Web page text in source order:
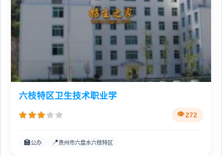
六枝特区卫生技术职业学
272
🏫公办 📍贵州市六盘水六枝特区